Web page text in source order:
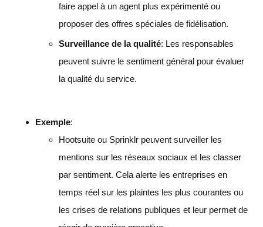
faire appel à un agent plus expérimenté ou
proposer des offres spéciales de fidélisation.
Surveillance de la qualité: Les responsables
peuvent suivre le sentiment général pour évaluer
la qualité du service.
Exemple:
Hootsuite ou Sprinklr peuvent surveiller les
mentions sur les réseaux sociaux et les classer
par sentiment. Cela alerte les entreprises en
temps réel sur les plaintes les plus courantes ou
les crises de relations publiques et leur permet de